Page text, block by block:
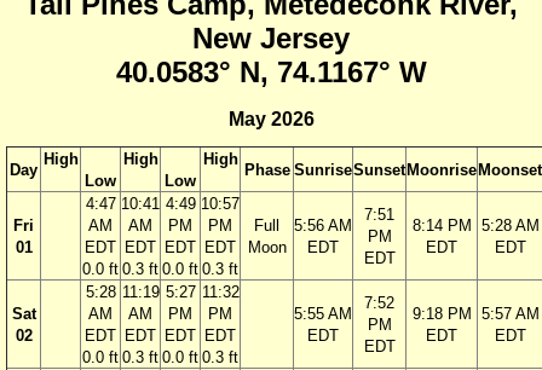
New Jersey
40.0583° N, 74.1167° W
May 2026
Day
High
Low
High
Low
High
Phase SunriseSunset Moonrise Moonset
Fri
01
4:47
AM
EDT
0.0 ft
10:41
AM
EDT
0.3 ft
4:49
PM
EDT
0.0 ft
10:57
PM
EDT
0.3 ft
Full
Moon
5:56 AM
EDT
7:51
PM
EDT
8:14 PM
EDT
5:28 AM
EDT
Sat
02
5:28
AM
EDT
0.0 ft
11:19
AM
EDT
0.3 ft
5:27
PM
EDT
0.0 ft
11:32
PM
EDT
0.3 ft
5:55 AM
EDT
7:52
PM
EDT
9:18 PM
EDT
5:57 AM
EDT